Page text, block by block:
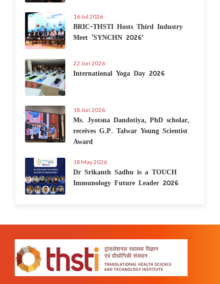
16 Jul 2026
BRIC-THSTI Hosts Third Industry
Meet ‘SYNCHN 2026’
22 Jun 2026
International Yoga Day 2026
18 Jun 2026
Ms. Jyotsna Dandotiya, PhD scholar,
receives G.P. Talwar Young Scientist
Award
18 May 2026
Dr Srikanth Sadhu is a TOUCH
Immunology Future Leader 2026